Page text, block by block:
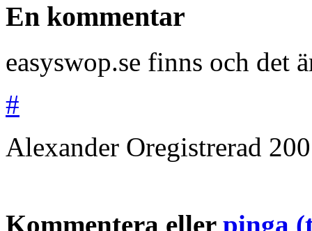
En kommentar
easyswop.se finns och det
#
Alexander Oregistrerad
Kommentera eller pinga